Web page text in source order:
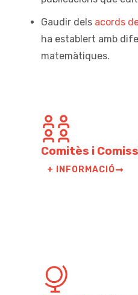
Gaudir dels acords
ha establert amb
matemàtiques.
Comitès i
+ INFORMACIÓ